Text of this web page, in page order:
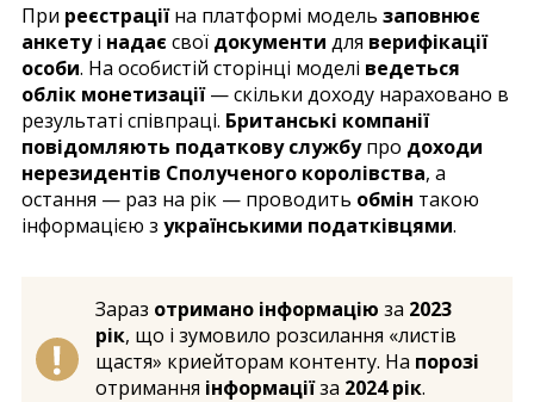
При реєстраціїна платформі модель заповнює
анкетуі надає свої документи для верифікації
особи. На особистій сторінці моделі ведеться
облік монетизації— скільки доходу нараховано в
результаті співпраці. Британські компанії
повідомляють податкову службупро доходи
нерезидентів Сполученого королівства, а
остання — раз на рік — проводить обмін такою
інформацією з українськими податківцями.
Зараз отримано інформацію за 2023
рік, що і зумовило розсилання «листів
щастя» криейторам контенту. На порозі
отримання інформаціїза 2024 рік.